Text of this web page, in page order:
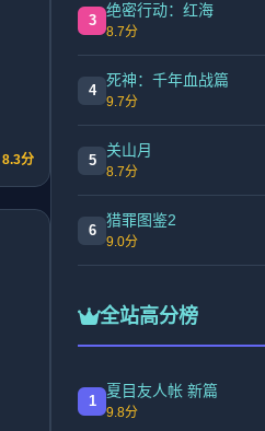
8.3分
3
绝密行动：红海
8.7分
4
死神：千年血战篇
9.7分
5
关山月
8.7分
6
猎罪图鉴2
9.0分
全站高分榜
1
夏目友人帐 新篇
9.8分